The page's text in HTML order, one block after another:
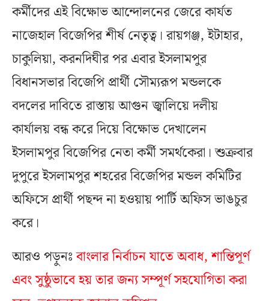
কর্মীদের এই বিক্ষোভ আন্দোলনের জেরে কার্যত
নাজেহাল বিজেপির শীর্ষ নেতৃত্ব। রায়গঞ্জ, ইটাহার,
চাকুলিয়া, করনদিঘীর পর এবার ইসলামপুর
বিধানসভার বিজেপি প্রার্থী সৌম্যরূপ মন্ডলকে
বদলের দাবিতে রাস্তায় আগুন জ্বালিয়ে দলীয়
কার্যালয় বন্ধ করে দিয়ে বিক্ষোভ দেখালেন
ইসলামপুর বিজেপির নেতা কর্মী সমর্থকেরা। শুক্রবার
দুপুরে ইসলামপুর শহরের বিজেপির মন্ডল কমিটির
অফিসে প্রার্থী পছন্দ না হওয়ায় পার্টি অফিস ভাঙচুর
করে।
আরও পড়ুনঃবাংলার নির্বাচন যাতে অবাধ, শান্তিপূর্ণ
এবং সুষ্ঠুভাবে হয় তার জন্য সম্পূর্ণ সহযোগিতা করা